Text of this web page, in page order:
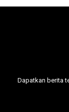
Dapatkan berita